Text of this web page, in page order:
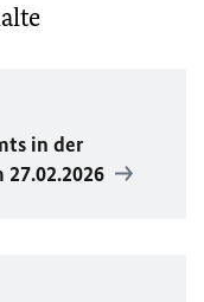
in der
27.02.2026